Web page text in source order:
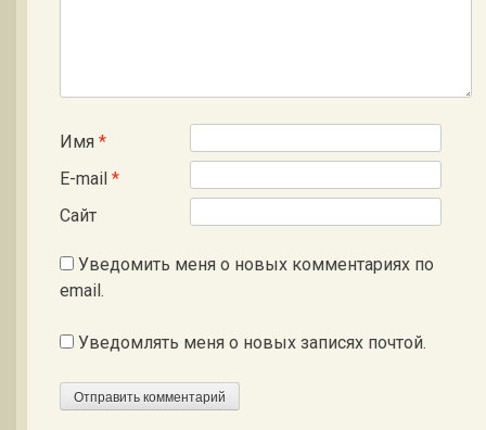
Имя *
E-mail *
Сайт
Уведомить меня о новых комментариях по
email.
Уведомлять меня о новых записях почтой.